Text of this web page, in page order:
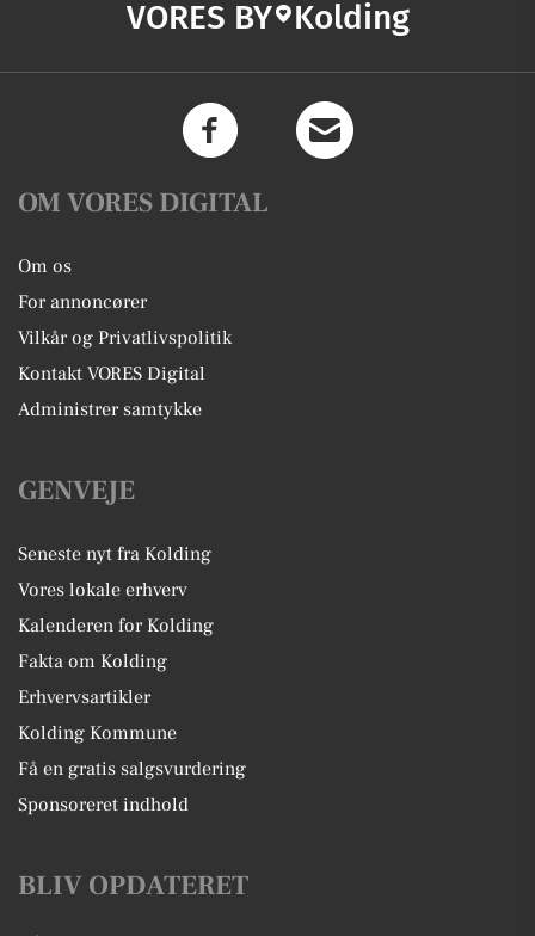
VORES BY Kolding
OM VORES DIGITAL
Om os
For annoncører
Vilkår og Privatlivspolitik
Kontakt VORES Digital
Administrer samtykke
GENVEJE
Seneste nyt fra Kolding
Vores lokale erhverv
Kalenderen for Kolding
Fakta om Kolding
Erhvervsartikler
Kolding Kommune
Få en gratis salgsvurdering
Sponsoreret indhold
BLIV OPDATERET